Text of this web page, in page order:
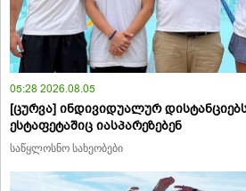
05:28 2026.08.05
[ცურვა] ინდივიდუალურ
ესტაფეტაშიც იასპარეზებენ
საწყლოსნო სახეობები